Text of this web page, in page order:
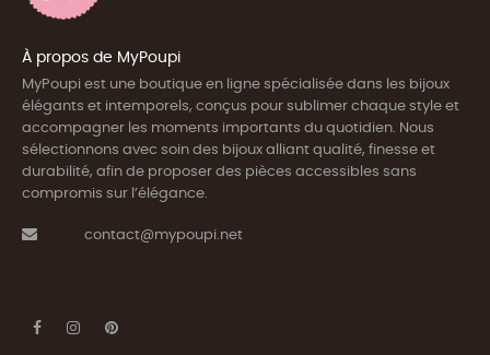
À propos de MyPoupi
MyPoupi est une boutique en ligne spécialisée dans les bijoux
élégants et intemporels, conçus pour sublimer chaque style et
accompagner les moments importants du quotidien. Nous
sélectionnons avec soin des bijoux alliant qualité, finesse et
durabilité, afin de proposer des pièces accessibles sans
compromis sur l’élégance.
contact@mypoupi.net